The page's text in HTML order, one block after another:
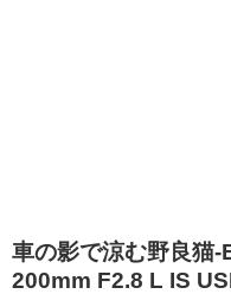
車の影で涼む野良猫
200mm F2.8 L IS